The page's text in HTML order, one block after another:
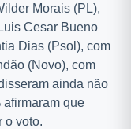
Morais (PL),
Cesar Bueno
Dias (Psol), com
(Novo), com
ainda não
afirmaram que
o voto.